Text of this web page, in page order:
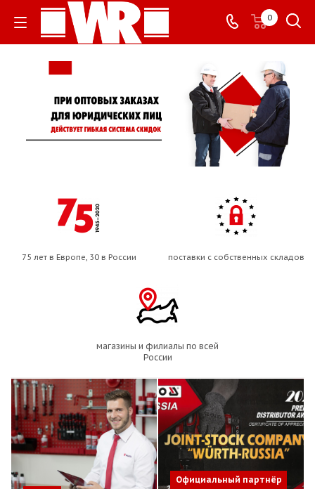
0
75 лет в Европе, 30 в России поставки с собственных складов
магазины и филиалы по всей
России
Официальный партнёр